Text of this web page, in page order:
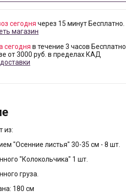
сегодня через 15 минут Бесплатно.
магазин
сегодня в течение 3 часов Бесплатно
от 3000 руб. в пределах КАД
из:
"Осенние листья" 30-35 см - 8 шт.
"Колокольчика" 1 шт.
груза.
180 см